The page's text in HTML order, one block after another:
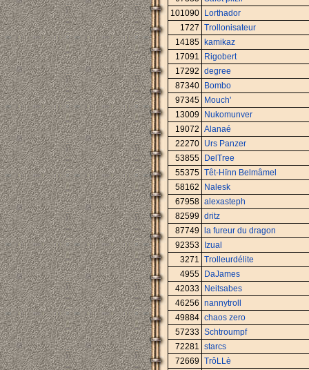
101090
Lorthador
1727 Trollonisateur
14185
kamikaz
17091
Rigobert
17292 degree
87340
Bombo
97345
Mouch'
13009
Nukomunver
19072 Alanaé
22270 Urs Panzer
53855
DelTree
55375 Têt-Hïnn Belmâmel
58162
Nalesk
67958 alexasteph
82599 dritz
87749
la fureur du dragon
92353
Izual
3271 Trolleurdélite
4955
DaJames
42033
Neitsabes
46256 nannytroll
49884 chaos zero
57233 Schtroumpf
72281 starcs
72669 TrôLLè